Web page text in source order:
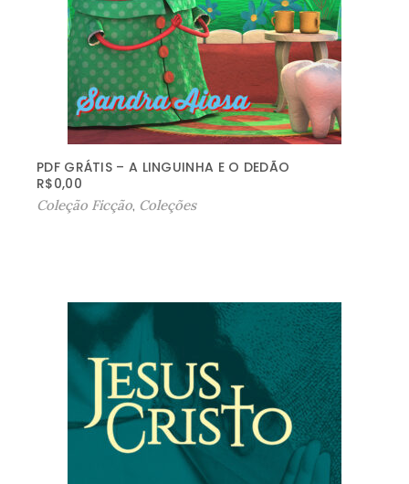
PDF GRÁTIS – A LINGUINHA E O DEDÃO
R$0,00
Coleção Ficção, Coleções